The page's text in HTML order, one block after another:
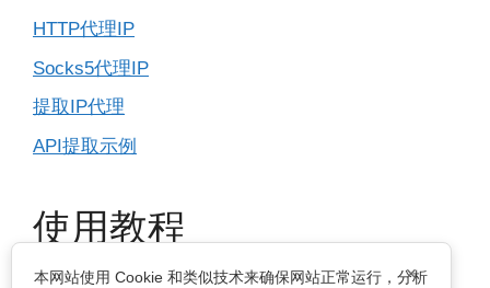
HTTP代理IP
Socks5代理IP
提取IP代理
API提取示例
使用教程
×
本网站使用 Cookie 和类似技术来确保网站正常运行，分析